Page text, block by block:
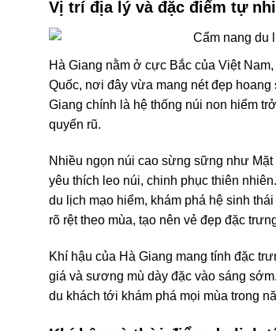
Vị trí địa lý và đặc điểm tự
Hà Giang nằm ở cực Bắc của Việt
Quốc, nơi đây vừa mang nét đẹp
Giang chính là hệ thống núi non hiểm
quyến rũ.
Nhiều ngọn núi cao sừng sững như
yêu thích leo núi, chinh phục thiên
du lịch mạo hiểm, khám phá hệ sinh
rõ rệt theo mùa, tạo nên vẻ đẹp đặc
Khí hậu của Hà Giang mang tính đặc
giá và sương mù dày đặc vào sáng
du khách tới khám phá mọi mùa trong